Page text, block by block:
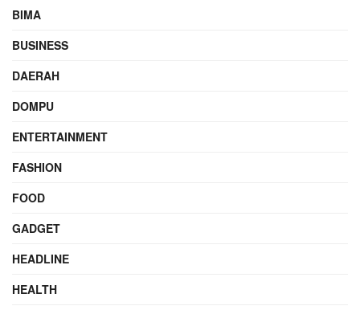
BIMA
BUSINESS
DAERAH
DOMPU
ENTERTAINMENT
FASHION
FOOD
GADGET
HEADLINE
HEALTH